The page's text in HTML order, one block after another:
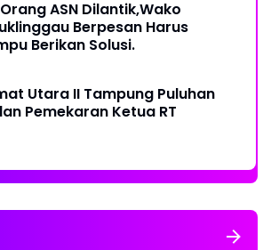
ASN Dilantik,Wako
Berpesan Harus
Berikan Solusi.
Utara II Tampung Puluhan
Pemekaran Ketua RT